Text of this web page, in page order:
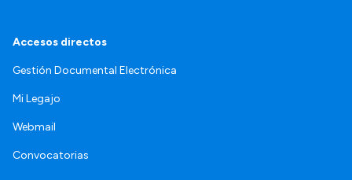
Accesos directos
Gestión Documental Electrónica
Mi Legajo
Webmail
Convocatorias